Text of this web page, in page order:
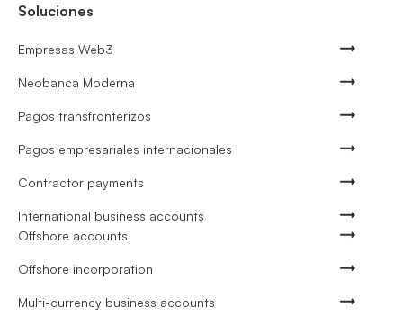
Soluciones
Empresas Web3
Neobanca Moderna
Pagos transfronterizos
Pagos empresariales internacionales
Contractor payments
International business accounts
Offshore accounts
Offshore incorporation
Multi-currency business accounts